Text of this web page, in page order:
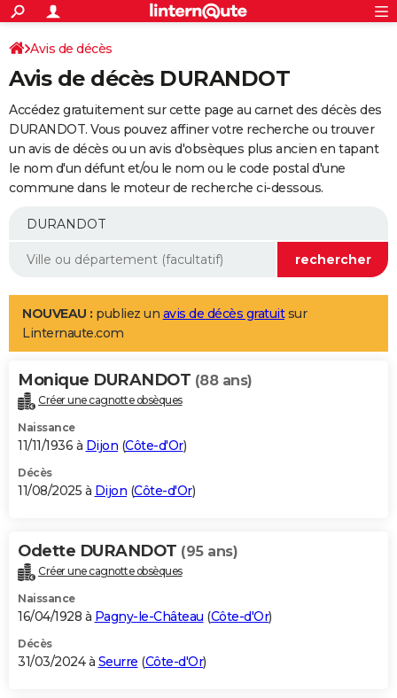
ACTUALITÉS
Politique
Société
Faits Divers
Education
Monde
Villes
+
SPORT
Coupe du monde 2026
Football
Tennis
Cyclisme
Rugby
Forum
Programme TV
TNT
Streaming
Cinéma
Sorties cinéma
Musique
+
FINANCE
Impôts
Immobilier
Risques naturels par ville
Banque
Assurance
Crédit
AUTO
Essais
Réserver un essai
Citadines
Berlines
SUV
Forum auto
+
Mobiles
Meilleur smartphone
Internet
Ordinateurs
Jeux vidéo
Guide high-tech
Aménagement intérieur
LIFESTYLE
Art de vivre
Bien-être
Loisirs
Mode
Modes de vie
Alimentation
Guide de la santé
Maladies
Médicaments
Sommeil
VOYAGE
Destinations
City break
Voyage nature
Voyage de noces
Forum
Climat
+PHOTO
GUIDES D'ACHAT
BONS PLANS
Carte de Noël
Carte Bonne année
Carte Saint-Valentin
Carte Pâques
Carte d'anniversaire
DICTIONNAIRE
Dictionnaire
Biographies
Citations
Expressions
Proverbes
PROGRAMME TV
S'inscrire
Se connecter
Lycées
Collèges
Primaires
Universités
Entreprises
Service militaire
Avis de recherche
AVIS DE DÉCÈS
Avis de décès
Avis de décès DURANDOT
Accédez gratuitement sur cette page au carnet des décès des
DURANDOT. Vous pouvez affiner votre recherche ou trouver
un avis de décès ou un avis d'obsèques plus ancien en tapant
le nom d'un défunt et/ou le nom ou le code postal d'une
commune dans le moteur de recherche ci-dessous.
NOUVEAU : publiez un avis de décès gratuitsur
Linternaute.com
Monique DURANDOT (88 ans)
Créer une cagnotte obsèques
Naissance
11/11/1936 à Dijon (Côte-d'Or)
Décès
11/08/2025 à Dijon (Côte-d'Or)
Odette DURANDOT (95 ans)
Créer une cagnotte obsèques
Naissance
16/04/1928 à Pagny-le-Château (Côte-d'Or)
Décès
31/03/2024 à Seurre (Côte-d'Or)